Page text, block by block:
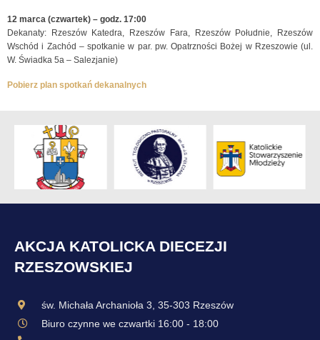
12 marca (czwartek) – godz. 17:00
Dekanaty: Rzeszów Katedra, Rzeszów Fara, Rzeszów Południe, Rzeszów
Wschód i Zachód – spotkanie w par. pw. Opatrzności Bożej w Rzeszowie (ul.
W. Świadka 5a – Salezjanie)
Pobierz plan spotkań dekanalnych
AKCJA KATOLICKA DIECEZJI
RZESZOWSKIEJ
św. Michała Archanioła 3, 35-303 Rzeszów
Biuro czynne we czwartki 16:00 - 18:00